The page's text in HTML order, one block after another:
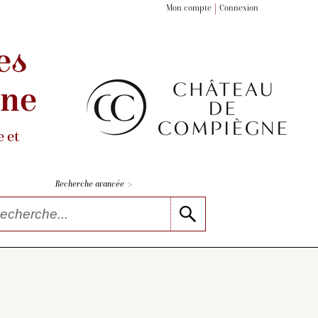
Mon compte Connexion
et
Recherche avancée >